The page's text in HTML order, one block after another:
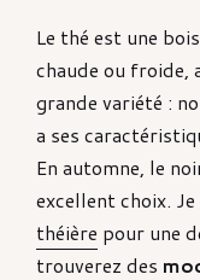
Le thé est une
chaude ou froide,
grande variété :
a ses
En automne, le
excellent choix.
théière pour une
trouverez des